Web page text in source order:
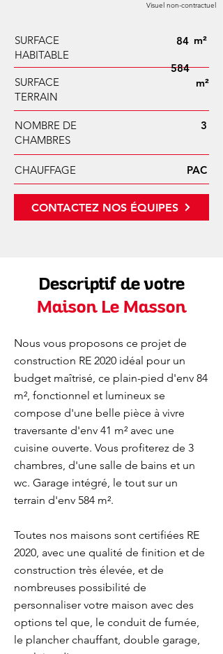
Visuel non-contractuel
SURFACE
HABITABLE
84
SURFACE
TERRAIN
m²
NOMBRE DE
CHAMBRES
3
CHAUFFAGE PAC
584
m²
CONTACTEZ NOS ÉQUIPES
Descriptif de votre
Maison Le Masson
Nous vous proposons ce projet de
construction RE 2020 idéal pour un
budget maîtrisé, ce plain-pied d'env 84
m², fonctionnel et lumineux se
compose d'une belle pièce à vivre
traversante d'env 41 m² avec une
cuisine ouverte. Vous profiterez de 3
chambres, d'une salle de bains et un
wc. Garage intégré, le tout sur un
terrain d'env 584 m².
Toutes nos maisons sont certifiées RE
2020, avec une qualité de finition et de
construction très élevée, et de
nombreuses possibilité de
personnaliser votre maison avec des
options tel que, le conduit de fumée,
le plancher chauffant, double garage,